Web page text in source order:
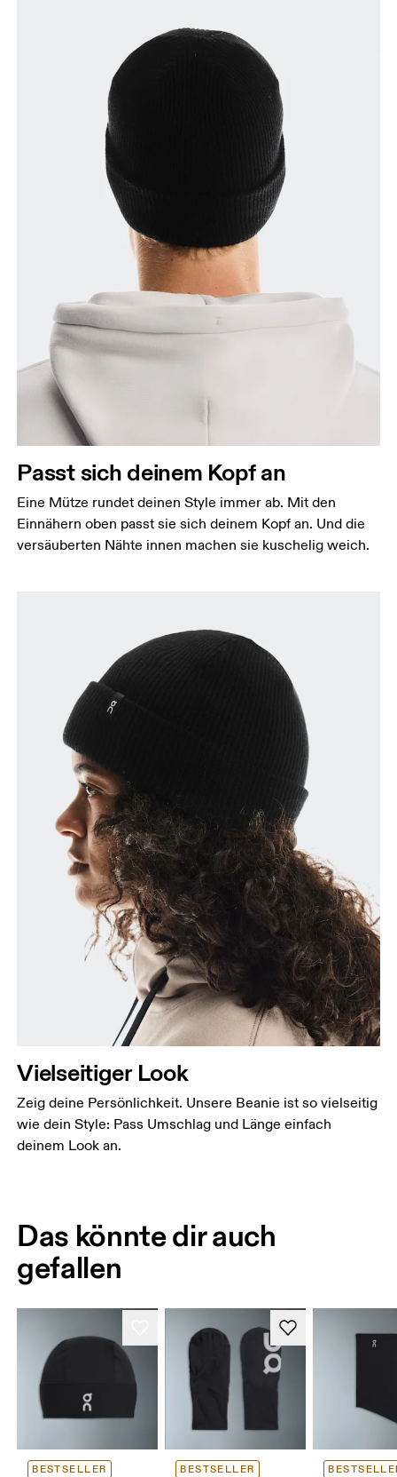
Passt sich deinem Kopf an
Eine Mütze rundet deinen Style immer ab. Mit den
Einnähern oben passt sie sich deinem Kopf an. Und die
versäuberten Nähte innen machen sie kuschelig weich.
Vielseitiger Look
Zeig deine Persönlichkeit. Unsere Beanie ist so vielseitig
wie dein Style: Pass Umschlag und Länge einfach
deinem Look an.
Das könnte dir auch
gefallen
BESTSELLER BESTSELLER